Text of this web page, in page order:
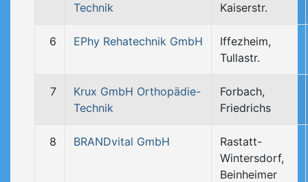
Technik
Kaiserstr.
6 EPhy Rehatechnik GmbH
Iffezheim,
Tullastr.
7
Krux GmbH Orthopädie-
Technik
Forbach,
Friedrichs
8 BRANDvital GmbH
Rastatt-
Wintersdorf,
Beinheimer